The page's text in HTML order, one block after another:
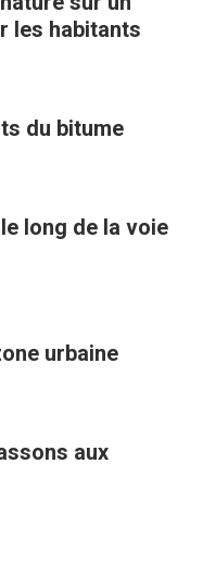
les habitants
du bitume
long de la voie
urbaine
aux